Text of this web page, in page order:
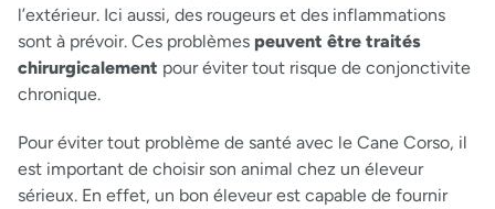
l’extérieur. Ici aussi, des rougeurs et des inflammations
sont à prévoir. Ces problèmes peuvent être traités
chirurgicalement pour éviter tout risque de conjonctivite
chronique.
Pour éviter tout problème de santé avec le Cane Corso, il
est important de choisir son animal chez un éleveur
sérieux. En effet, un bon éleveur est capable de fournir